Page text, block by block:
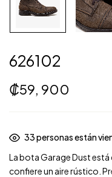
626102
₡59, 900
32personas están
Labota Garage Dustestá
confiere un aire rústico.